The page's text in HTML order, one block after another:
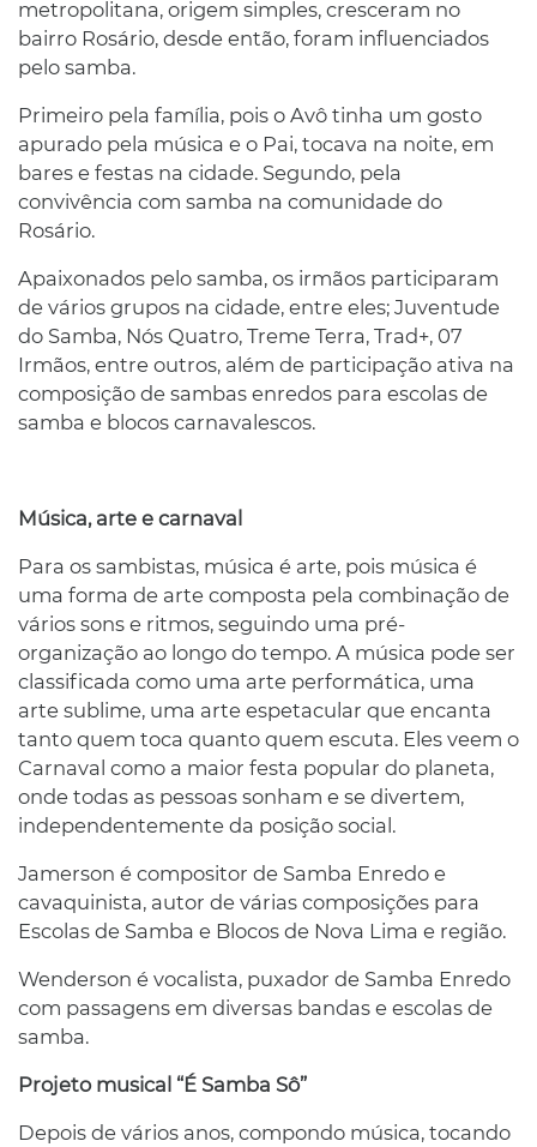
metropolitana, origem simples, cresceram no
bairro Rosário, desde então, foram influenciados
pelo samba.
Primeiro pela família, pois o Avô tinha um gosto
apurado pela música e o Pai, tocava na noite, em
bares e festas na cidade. Segundo, pela
convivência com samba na comunidade do
Rosário.
Apaixonados pelo samba, os irmãos participaram
de vários grupos na cidade, entre eles; Juventude
do Samba, Nós Quatro, Treme Terra, Trad+, 07
Irmãos, entre outros, além de participação ativa na
composição de sambas enredos para escolas de
samba e blocos carnavalescos.
Música, arte e carnaval
Para os sambistas, música é arte, pois música é
uma forma de arte composta pela combinação de
vários sons e ritmos, seguindo uma pré-
organização ao longo do tempo. A música pode ser
classificada como uma arte performática, uma
arte sublime, uma arte espetacular que encanta
tanto quem toca quanto quem escuta. Eles veem o
Carnaval como a maior festa popular do planeta,
onde todas as pessoas sonham e se divertem,
independentemente da posição social.
Jamerson é compositor de Samba Enredo e
cavaquinista, autor de várias composições para
Escolas de Samba e Blocos de Nova Lima e região.
Wenderson é vocalista, puxador de Samba Enredo
com passagens em diversas bandas e escolas de
samba.
Projeto musical “É Samba Sô”
Depois de vários anos, compondo música, tocando